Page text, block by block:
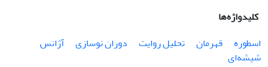
کلیدواژه‌ها
اسطوره
قهرمان تحلیل روایت دوران نوسازی
آژانس
شیشه‌ای